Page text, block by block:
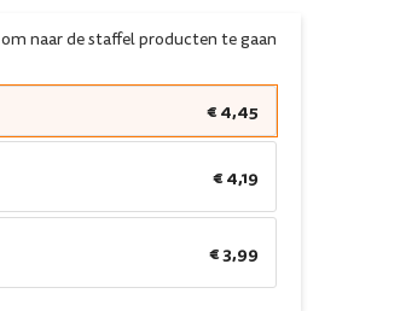
om naar de staffel producten te gaan
€ 4,45
€ 4,19
€ 3,99